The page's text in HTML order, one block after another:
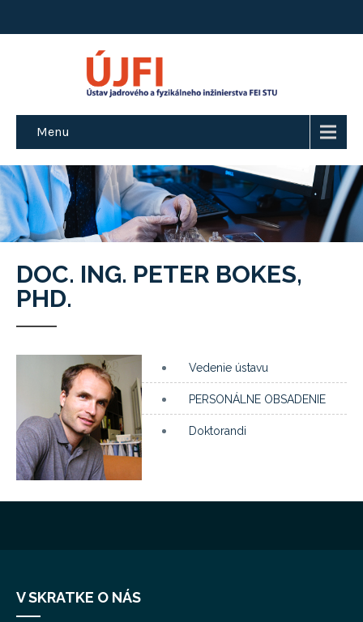
Menu
DOC. ING. PETER BOKES,
PHD.
Vedenie ústavu
PERSONÁLNE OBSADENIE
Doktorandi
V SKRATKE O NÁS